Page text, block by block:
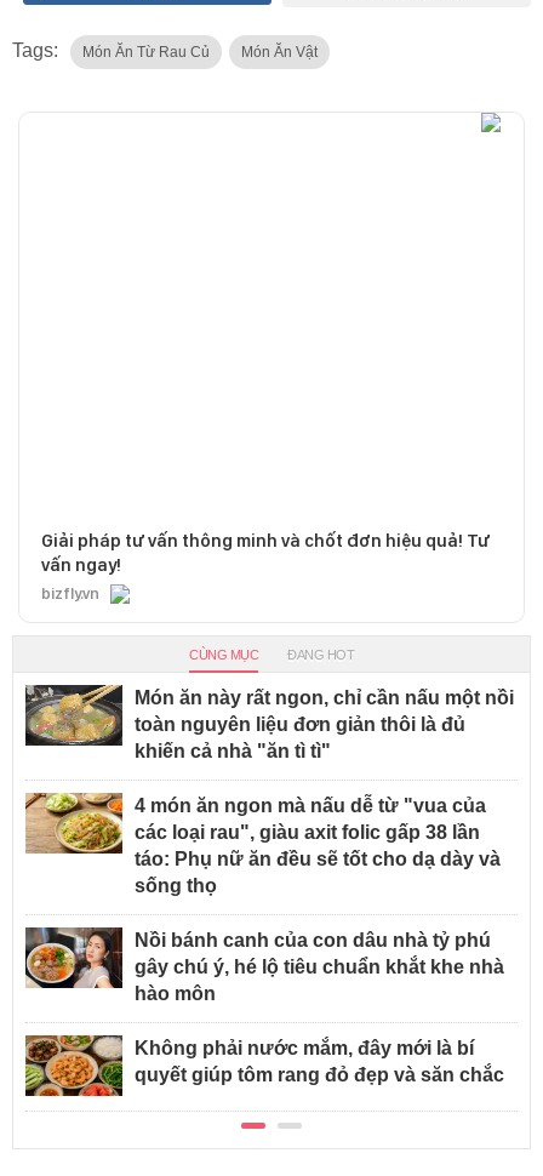
Tags: Món Ăn Từ Rau Củ Món Ăn Vật
Giải pháp tư vấn thông minh và chốt đơn hiệu quả! Tư
vấn ngay!
bizfly.vn
CÙNG MỤC ĐANG HOT
Món ăn này rất ngon, chỉ cần nấu một nồi
toàn nguyên liệu đơn giản thôi là đủ
khiến cả nhà "ăn tì tì"
4 món ăn ngon mà nấu dễ từ "vua của
các loại rau", giàu axit folic gấp 38 lần
táo: Phụ nữ ăn đều sẽ tốt cho dạ dày và
sống thọ
Nồi bánh canh của con dâu nhà tỷ phú
gây chú ý, hé lộ tiêu chuẩn khắt khe nhà
hào môn
Không phải nước mắm, đây mới là bí
quyết giúp tôm rang đỏ đẹp và săn chắc